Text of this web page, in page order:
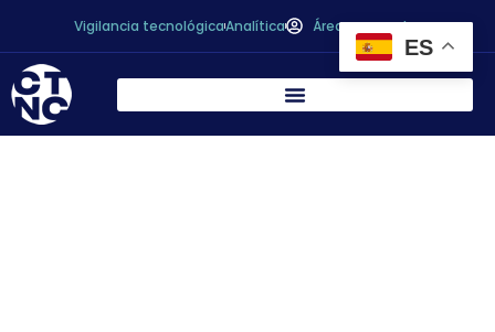
Vigilancia tecnológicaAnalítica Área personal
ES